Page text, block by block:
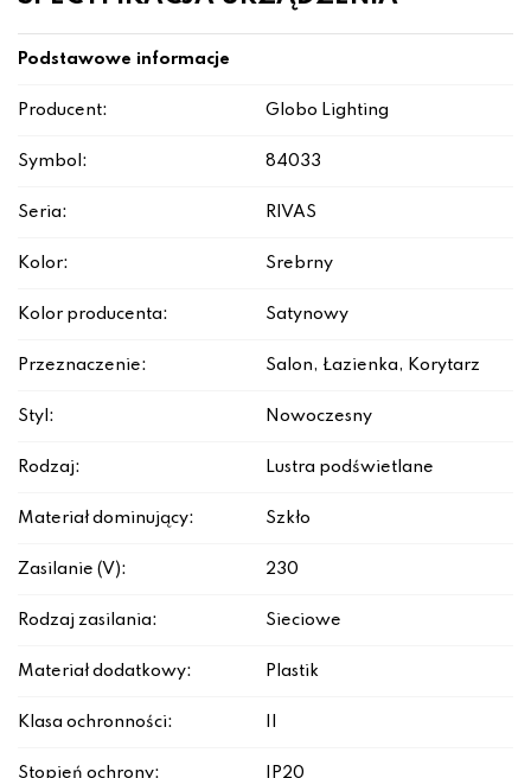
Podstawowe informacje
Producent: Globo Lighting
Symbol: 84033
Seria: RIVAS
Kolor: Srebrny
Kolor producenta: Satynowy
Przeznaczenie: Salon, Łazienka, Korytarz
Styl: Nowoczesny
Rodzaj: Lustra podświetlane
Materiał dominujący: Szkło
Zasilanie (V): 230
Rodzaj zasilania: Sieciowe
Materiał dodatkowy: Plastik
Klasa ochronności:
Stopień ochrony: IP20